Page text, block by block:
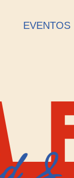
EVENTOS